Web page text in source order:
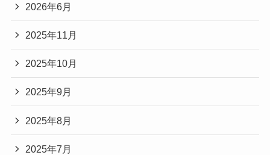
2026年6月
2025年11月
2025年10月
2025年9月
2025年8月
2025年7月